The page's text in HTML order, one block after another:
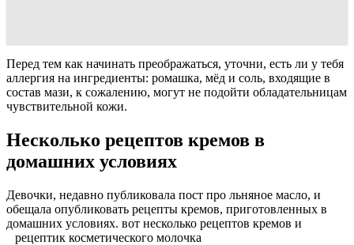
Перед тем как начинать преображаться, уточни, есть ли у тебя
аллергия на ингредиенты: ромашка, мёд и соль, входящие в
состав мази, к сожалению, могут не подойти обладательницам
чувствительной кожи.
Несколько рецептов кремов в
домашних условиях
Девочки, недавно публиковала пост про льняное масло, и
обещала опубликовать рецепты кремов, приготовленных в
домашних условиях. вот несколько рецептов кремов и
рецептик косметического молочка